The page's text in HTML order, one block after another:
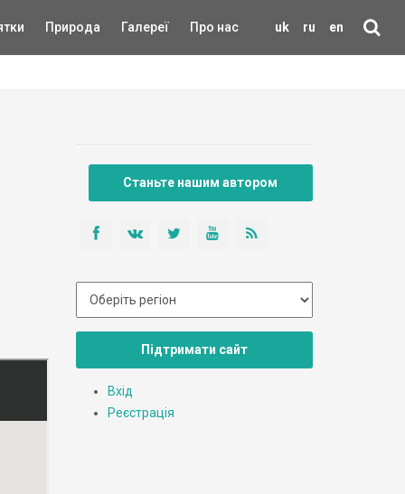
uk ru en
Природа Галереї Про нас
Станьте нашим автором
Підтримати сайт
Вхід
Реєстрація